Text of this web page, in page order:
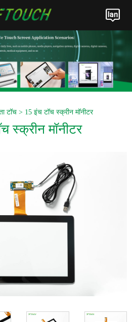
टॉच > 15 इंच टॉच स्क्रीन मॉनीटर
स्क्रीन मॉनीटर